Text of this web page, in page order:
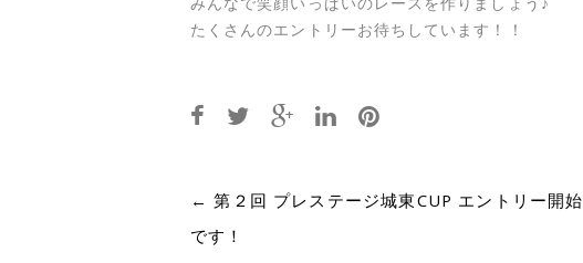
たくさんのエントリーお待ちしています！！
Post
← 第２回 プレステージ城東CUP エントリー開始
です！